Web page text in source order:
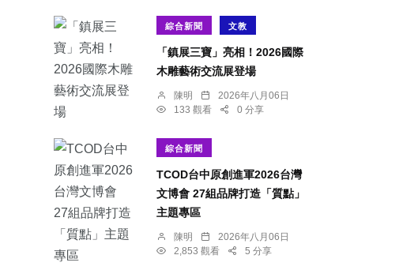
綜合新聞 文教
「鎮展三寶」亮相！2026國際
木雕藝術交流展登場
陳明
2026年八月06日
133 觀看
0 分享
綜合新聞
TCOD台中原創進軍2026台灣
文博會 27組品牌打造「質點」
主題專區
陳明
2026年八月06日
2,853 觀看
5 分享